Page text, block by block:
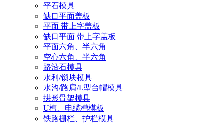
平石模具
缺口平面盖板
平面 带上字盖板
缺口平面 带上字盖板
平面六角、半六角
空心六角、半六角
路沿石模具
水利/锁块模具
水沟/路肩/L型台帽模具
拱形骨架模具
U槽、电缆槽模板
铁路栅栏、护栏模具